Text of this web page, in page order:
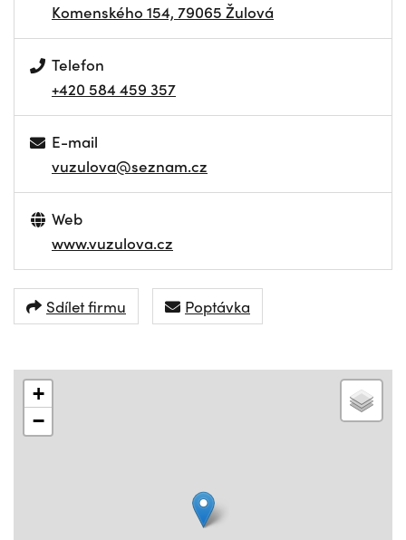
Komenského 154, 79065 Žulová
Telefon
+420 584 459 357
E-mail
vuzulova@seznam.cz
Web
www.vuzulova.cz
Sdílet firmu Poptávka
+
−